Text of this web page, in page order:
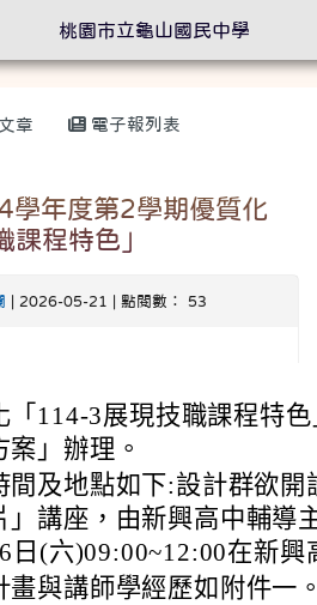
章 電子報列表
學年度第2學期優質化
課程特色」
| 2026-05-21 | 點閱數： 53
「114-3展現技職課程特
案」辦理。
間及地點如下:設計群欲
」講座，由新興高中輔導
日(六)09:00~12:00在新
畫與講師學經歷如附件一
桃園市立龜山國民中學